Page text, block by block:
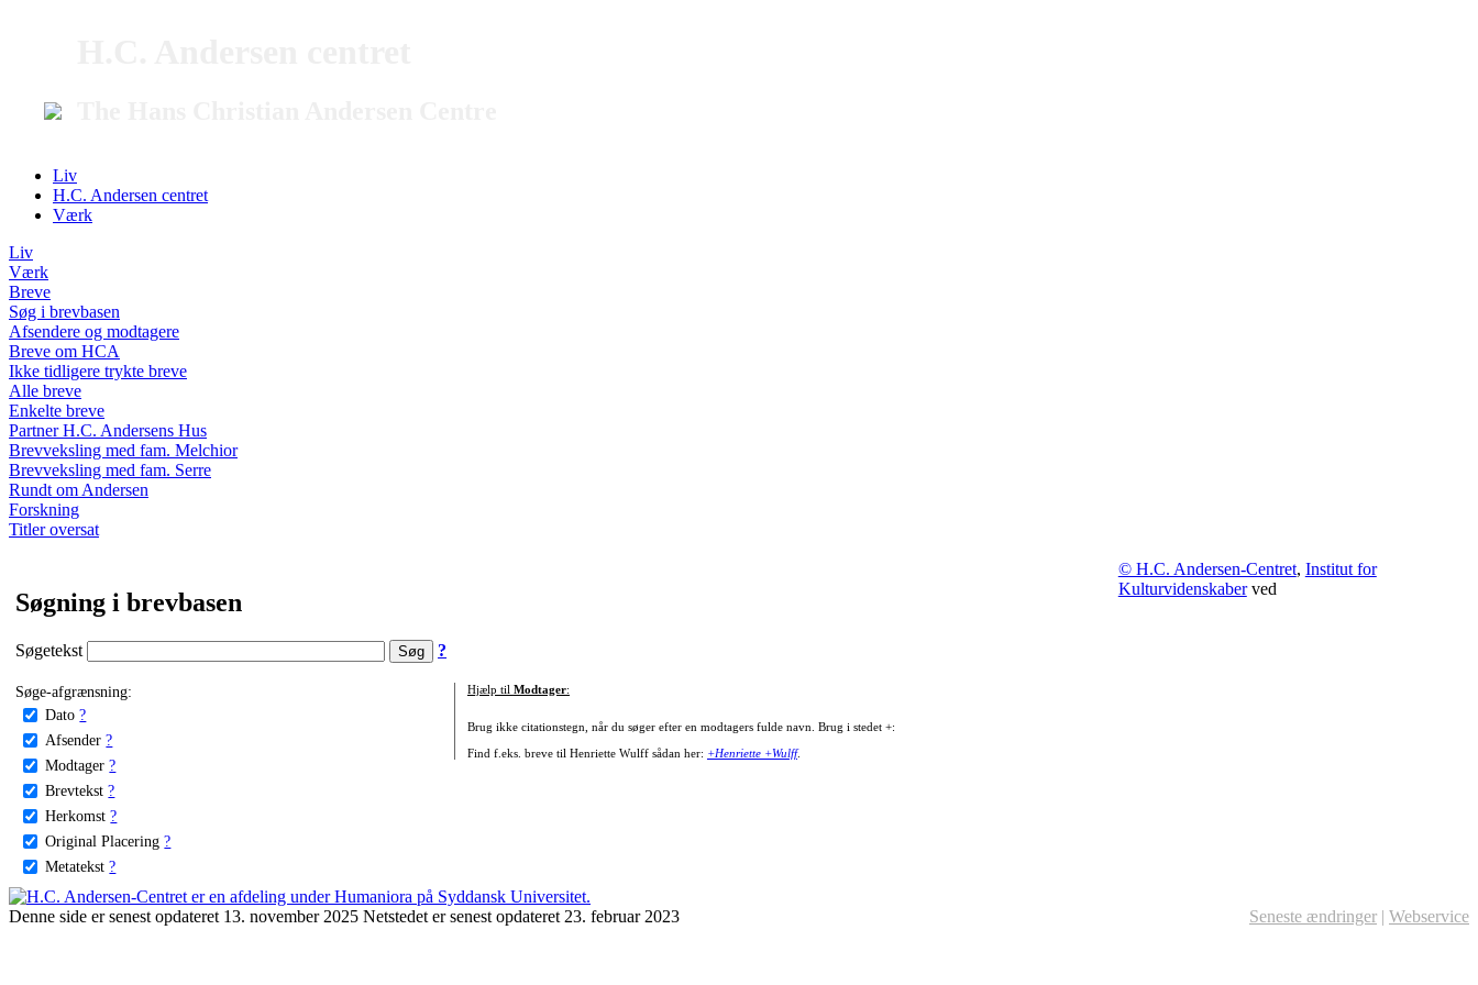
Liv
H.C. Andersen centret
Værk
Liv
Værk
Breve
Søg i brevbasen
Afsendere og modtagere
Breve om HCA
Ikke tidligere trykte breve
Alle breve
Enkelte breve
Partner H.C. Andersens Hus
Brevveksling med fam. Melchior
Brevveksling med fam. Serre
Rundt om Andersen
Forskning
Titler oversat
Søgning i brevbasen
Søgetekst ?
Søge-afgrænsning:
Dato ?
Afsender ?
Modtager ?
Brevtekst ?
Herkomst ?
Original Placering ?
Metatekst ?
Hjælp til Modtager:
Brug ikke citationstegn, når du søger efter en modtagers fulde navn. Brug i stedet +:
Find f.eks. breve til Henriette Wulff sådan her: +Henriette +Wulff.
© H.C. Andersen-Centret, Institut for
Kulturvidenskaberved
Denne side er senest opdateret 13. november 2025 Netstedet er senest opdateret 23. februar 2023 Seneste ændringer | Webservice